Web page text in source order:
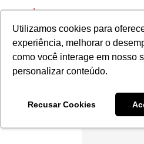
Utilizamos cookies para
experiência, melhorar o
como você interage em nosso
personalizar conteúdo.
Recusar Cookies
Productos